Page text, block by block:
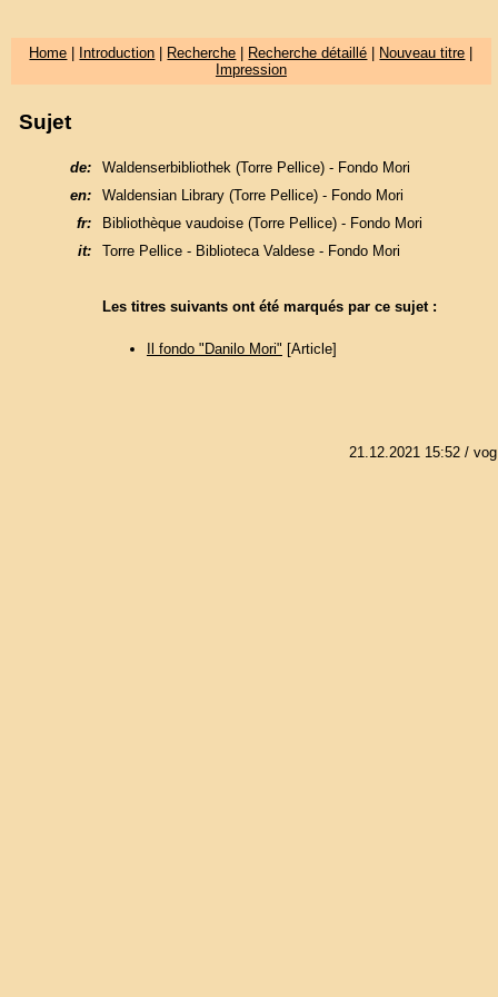
Home Introduction Recherche Recherche détaillé Nouveau titre
Impression
Sujet
de:
Waldenserbibliothek (Torre Pellice) - Fondo Mori
en:
Waldensian Library (Torre Pellice) - Fondo Mori
fr:
Bibliothèque vaudoise (Torre Pellice) - Fondo Mori
it:
Torre Pellice - Biblioteca Valdese - Fondo Mori
Les titres suivants ont été marqués par ce sujet :
Il fondo "Danilo Mori" [Article]
21.12.2021 15:52/ vog